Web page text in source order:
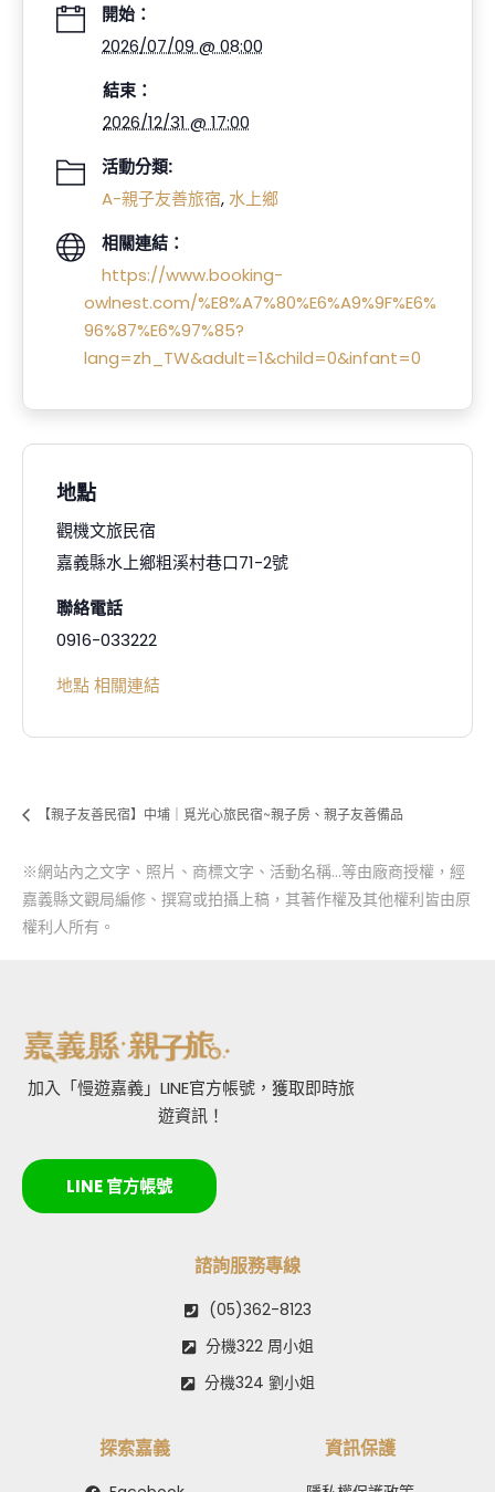
開始：
2026/07/09 @ 08:00
結束：
2026/12/31 @ 17:00
活動分類:
A-親子友善旅宿,水上鄉
相關連結：
https://www.booking-
owlnest.com/%E8%A7%80%E6%A9%9F%E6%
96%87%E6%97%85?
lang=zh_TW&adult=1&child=0&infant=0
地點
觀機文旅民宿
嘉義縣水上鄉粗溪村巷口71-2號
聯絡電話
0916-033222
地點 相關連結
【親子友善民宿】中埔｜覓光心旅民宿~親子房、親子友善備品
※網站內之文字、照片、商標文字、活動名稱…等由廠商授權，經
嘉義縣文觀局編修、撰寫或拍攝上稿，其著作權及其他權利皆由原
權利人所有。
加入「慢遊嘉義」LINE官方帳號，獲取即時旅
遊資訊！
LINE 官方帳號
諮詢服務專線
(05)362-8123
分機322 周小姐
分機324 劉小姐
探索嘉義 資訊保護